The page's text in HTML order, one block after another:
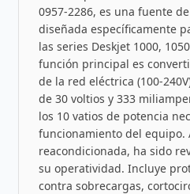
0957-2286, es una fuente
diseñada específicamente
las series Deskjet 1000,
función principal es
de la red eléctrica (100-
de 30 voltios y 333
los 10 vatios de potencia
funcionamiento del equipo.
reacondicionada, ha sido
su operatividad. Incluye
contra sobrecargas,